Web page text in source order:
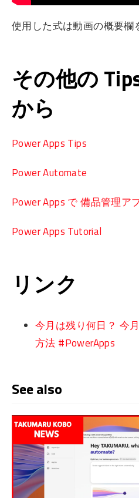
使用した式は動画の概要欄
その他の
から
Power Apps Tips
Power Automate
Power Apps で 備品管理ア
Power Apps Tutorial
リンク
今月は残り何日？ 今
方法 #PowerApps
See also